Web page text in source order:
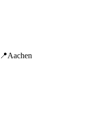
📍Aachen